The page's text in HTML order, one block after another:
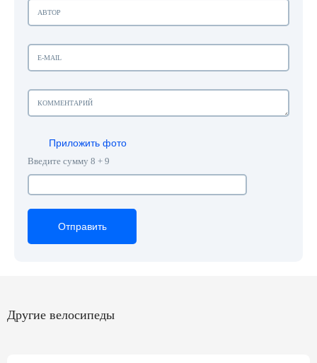
Приложить фото
Введите сумму 8 + 9
Отправить
Отправить
Отправить
Другие велосипеды